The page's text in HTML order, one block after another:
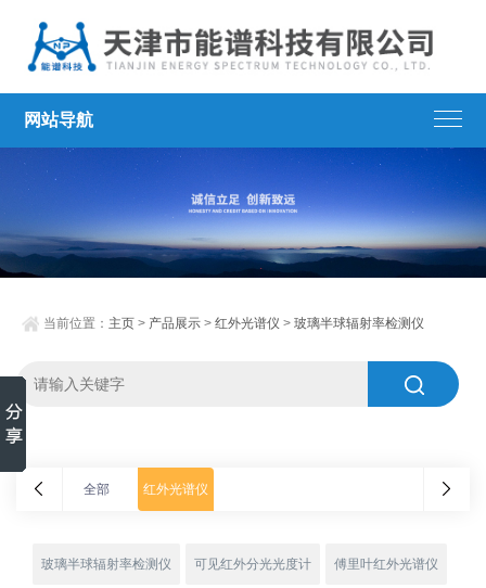
网站导航
当前位置： 主页 > 产品展示 >红外光谱仪 >玻璃半球辐射率检测仪
全部 红外光谱仪
玻璃半球辐射率检测仪 可见红外分光光度计 傅里叶红外光谱仪